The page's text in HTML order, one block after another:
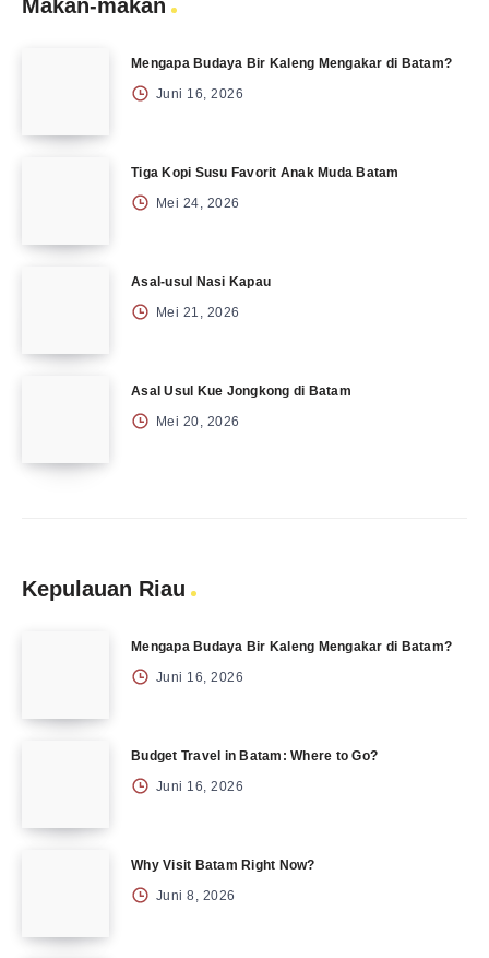
Makan-makan
Mengapa Budaya Bir Kaleng Mengakar di Batam?
Juni 16, 2026
Tiga Kopi Susu Favorit Anak Muda Batam
Mei 24, 2026
Asal-usul Nasi Kapau
Mei 21, 2026
Asal Usul Kue Jongkong di Batam
Mei 20, 2026
Kepulauan Riau
Mengapa Budaya Bir Kaleng Mengakar di Batam?
Juni 16, 2026
Budget Travel in Batam: Where to Go?
Juni 16, 2026
Why Visit Batam Right Now?
Juni 8, 2026